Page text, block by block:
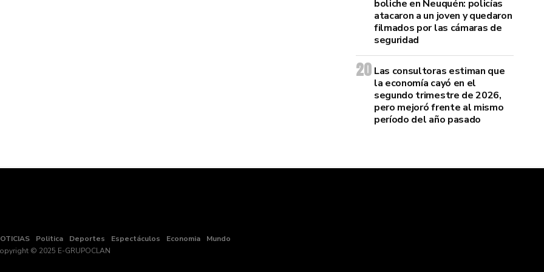
boliche en Neuquén: policías
atacaron a un joven y quedaron
filmados por las cámaras de
seguridad
Las consultoras estiman que
la economía cayó en el
segundo trimestre de 2026,
pero mejoró frente al mismo
período del año pasado
Politica Deportes Espectáculos Economia
Mundo
© 2025 E-GRUPOCLAN